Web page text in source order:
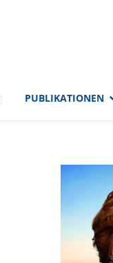
PUBLIKATIONEN